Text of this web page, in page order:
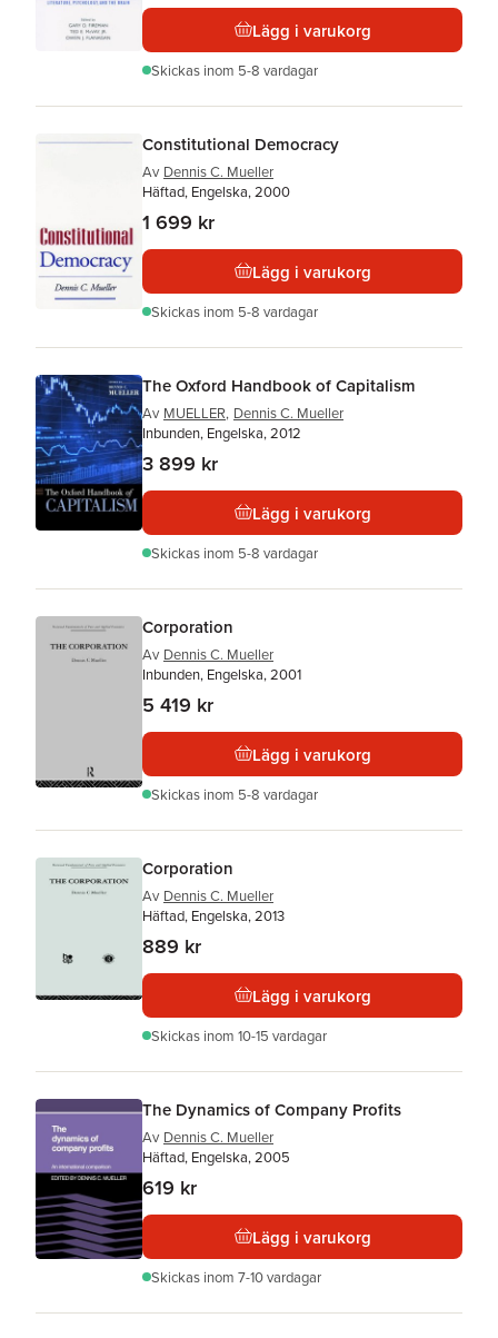
Lägg i varukorg
Skickas inom 5-8 vardagar
Constitutional Democracy
Av Dennis C. Mueller
Häftad, Engelska, 2000
1 699 kr
Lägg i varukorg
Skickas inom 5-8 vardagar
The Oxford Handbook of Capitalism
Av MUELLER, Dennis C. Mueller
Inbunden, Engelska, 2012
3 899 kr
Lägg i varukorg
Skickas inom 5-8 vardagar
Corporation
Av Dennis C. Mueller
Inbunden, Engelska, 2001
5 419 kr
Lägg i varukorg
Skickas inom 5-8 vardagar
Corporation
Av Dennis C. Mueller
Häftad, Engelska, 2013
889 kr
Lägg i varukorg
Skickas inom 10-15 vardagar
The Dynamics of Company Profits
Av Dennis C. Mueller
Häftad, Engelska, 2005
619 kr
Lägg i varukorg
Skickas inom 7-10 vardagar